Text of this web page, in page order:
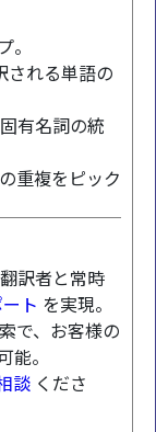
れる単語の
有名詞の統
重複をピック
訳者と常時
ト を実現。
で、お客様の
。
談 くださ